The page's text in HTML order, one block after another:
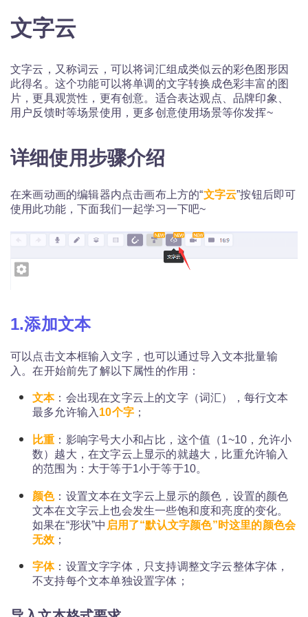
文字云
文字云，又称词云，可以将词汇组成类似云的彩色图形因
此得名。这个功能可以将单调的文字转换成色彩丰富的图
片，更具观赏性，更有创意。适合表达观点、品牌印象、
用户反馈时等场景使用，更多创意使用场景等你发挥~
详细使用步骤介绍
在来画动画的编辑器内点击画布上方的“文字云”按钮后即可
使用此功能，下面我们一起学习一下吧~
1.添加文本
可以点击文本框输入文字，也可以通过导入文本批量输
入。在开始前先了解以下属性的作用：
文本：会出现在文字云上的文字（词汇），每行文本
最多允许输入 10个字 ；
比重 ：影响字号大小和占比，这个值（1~10，允许小
数）越大，在文字云上显示的就越大，比重允许输入
的范围为：大于等于1小于等于10。
颜色：设置文本在文字云上显示的颜色，设置的颜色
文本在文字云上也会发生一些饱和度和亮度的变化。
如果在“形状”中 启用了“默认文字颜色”时这里的颜色会
无效 ；
字体：设置文字字体，只支持调整文字云整体字体，
不支持每个文本单独设置字体；